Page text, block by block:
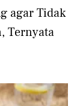
agar Tidak
Ternyata